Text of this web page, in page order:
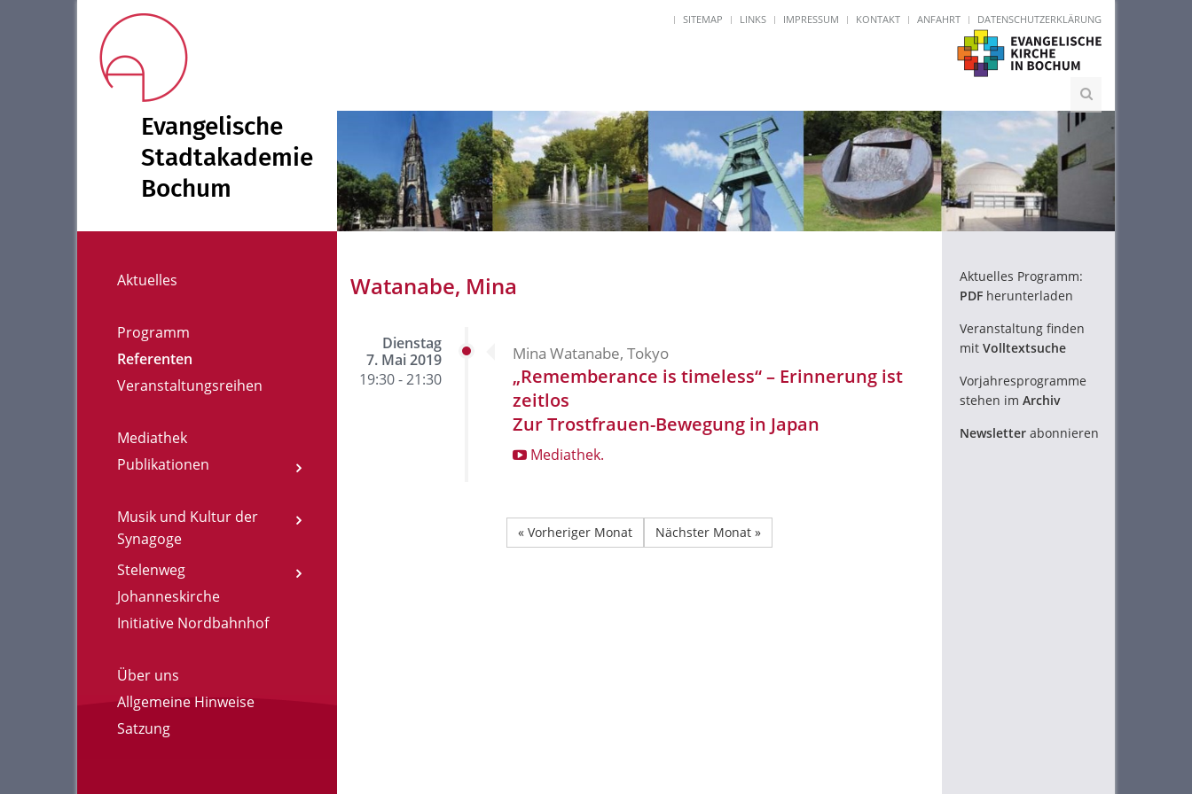
SITEMAP LINKS IMPRESSUM KONTAKT ANFAHRT DATENSCHUTZERKLÄRUNG
Evangelische
Stadtakademie
Bochum
Aktuelles
Programm
Referenten
Veranstaltungsreihen
Mediathek
Publikationen
Musik und Kultur der
Synagoge
Stelenweg
Johanneskirche
Initiative Nordbahnhof
Über uns
Allgemeine Hinweise
Satzung
Watanabe, Mina
Dienstag
7. Mai 2019
19:30 - 21:30
Mina Watanabe, Tokyo
„Rememberance is timeless“ – Erinnerung ist
zeitlos
Zur Trostfrauen-Bewegung in Japan
Mediathek.
« Vorheriger Monat Nächster Monat »
Aktuelles Programm:
PDF herunterladen
Veranstaltung finden
mit Volltextsuche
Vorjahresprogramme
stehen im Archiv
Newsletter abonnieren